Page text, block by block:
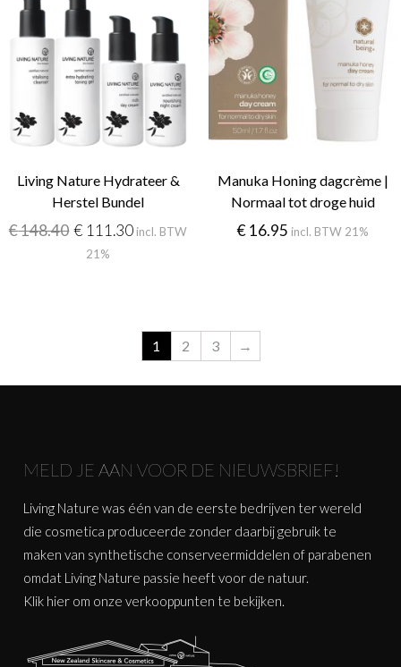
Living Nature Hydrateer &
Herstel Bundel
€148.40 € 111.30 incl. BTW
21%
Manuka Honing dagcrème |
Normaal tot droge huid
€16.95 incl. BTW 21%
1 2 3 →
MELD JE AAN VOOR DE NIEUWSBRIEF!
Living Nature was één van de eerste bedrijven ter wereld
die cosmetica produceerde zonder daarbij gebruik te
maken van synthetische conserveermiddelen of parabenen
omdat Living Nature passie heeft voor de natuur.
Klik hier om onze verkooppunten te bekijken.